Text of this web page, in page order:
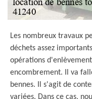
Les nombreux travaux
déchets assez
opérations
encombrement. Il va
bennes. Il s'agit de
variées. Dans ce cas,